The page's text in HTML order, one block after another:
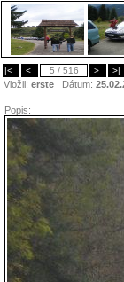
|< < 5 / 516 > >|
Vložil: erste Dátum:
Popis: